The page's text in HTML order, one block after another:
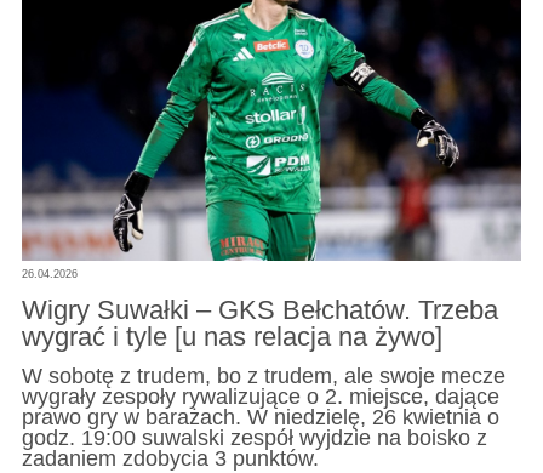
26.04.2026
Wigry Suwałki – GKS Bełchatów. Trzeba
wygrać i tyle [u nas relacja na żywo]
W sobotę z trudem, bo z trudem, ale swoje mecze
wygrały zespoły rywalizujące o 2. miejsce, dające
prawo gry w barażach. W niedzielę, 26 kwietnia o
godz. 19:00 suwalski zespół wyjdzie na boisko z
zadaniem zdobycia 3 punktów.